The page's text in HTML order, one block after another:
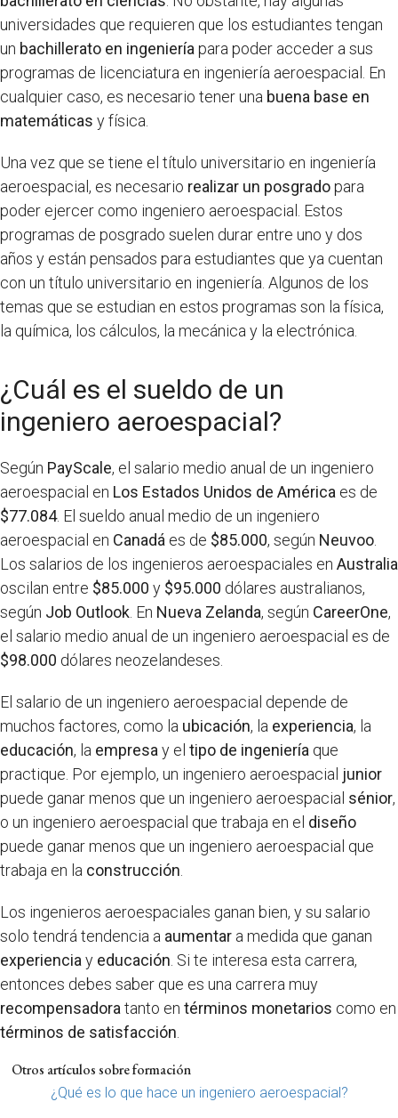
universidades que requieren que los estudiantes tengan
un bachillerato en ingeniería para poder acceder a sus
programas de licenciatura en ingeniería aeroespacial. En
cualquier caso, es necesario tener una buena base en
matemáticas y física.
Una vez que se tiene el título universitario en ingeniería
aeroespacial, es necesario realizar un posgradopara
poder ejercer como ingeniero aeroespacial. Estos
programas de posgrado suelen durar entre uno y dos
años y están pensados para estudiantes que ya cuentan
con un título universitario en ingeniería. Algunos de los
temas que se estudian en estos programas son la física,
la química, los cálculos, la mecánica y la electrónica.
¿Cuál es el sueldo de un
ingeniero aeroespacial?
Según PayScale, el salario medio anual de un ingeniero
aeroespacial en Los Estados Unidos de América es de
$77.084. El sueldo anual medio de un ingeniero
aeroespacial en Canadá es de $85.000, según Neuvoo
Los salarios de los ingenieros aeroespaciales en Australia
oscilan entre $85.000 y $95.000 dólares australianos,
según Job Outlook . En Nueva Zelanda, según CareerOne,
el salario medio anual de un ingeniero aeroespacial es de
$98.000 dólares neozelandeses.
El salario de un ingeniero aeroespacial depende de
muchos factores, como la ubicación, la experiencia, la
educación, la empresa y el tipo de ingeniería que
practique. Por ejemplo, un ingeniero aeroespacial junior
puede ganar menos que un ingeniero aeroespacial sénior,
o un ingeniero aeroespacial que trabaja en el diseño
puede ganar menos que un ingeniero aeroespacial que
trabaja en la construcción
Los ingenieros aeroespaciales ganan bien, y su salario
solo tendrá tendencia a aumentar a medida que ganan
experiencia y educación . Si te interesa esta carrera,
entonces debes saber que es una carrera muy
recompensadora tanto en términos monetarios como en
términos de satisfacción
Otros artículos sobre formación
¿Qué es lo que hace un ingeniero aeroespacial?